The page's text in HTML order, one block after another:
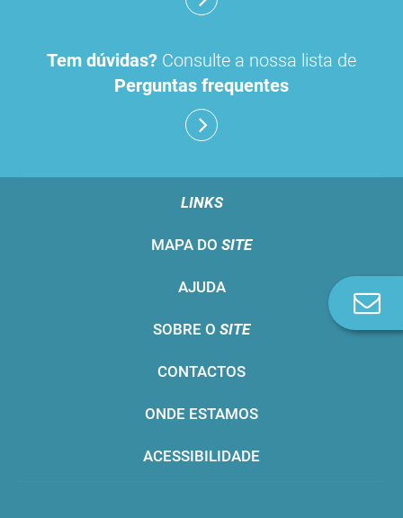
Tem dúvidas? Consulte a nossa lista de
Perguntas frequentes
LINKS
MAPA DO SITE
AJUDA
SOBRE O SITE
CONTACTOS
ONDE ESTAMOS
ACESSIBILIDADE